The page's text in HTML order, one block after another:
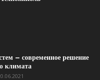
– современное решение
климата